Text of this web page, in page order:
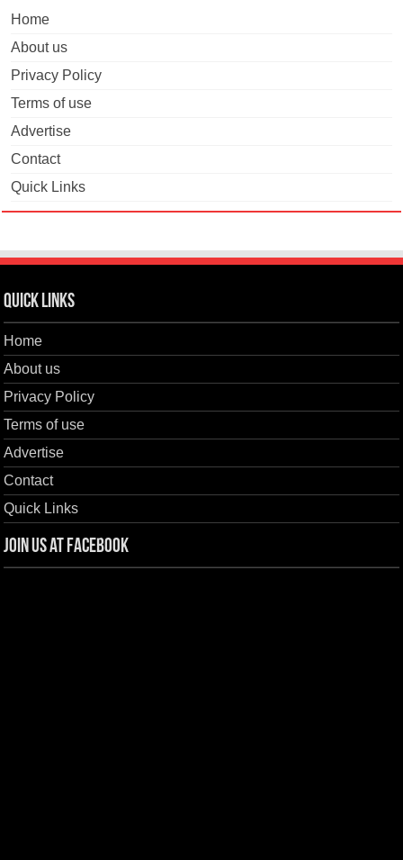
Home
About us
Privacy Policy
Terms of use
Advertise
Contact
Quick Links
Quick Links
Home
About us
Privacy Policy
Terms of use
Advertise
Contact
Quick Links
Join us at Facebook